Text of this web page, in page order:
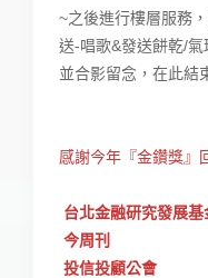
~之後進行樓層服務
送-唱歌&發送餅乾/
並合影留念，在此結
感謝今年『金鑽獎』
台北金融研究發展基
今周刊
投信投顧公會